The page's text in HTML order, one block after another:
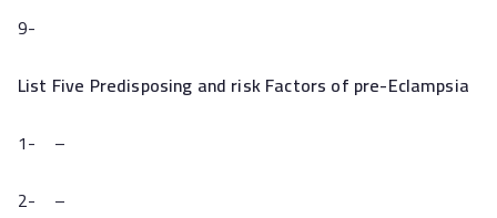
9-
List Five Predisposing and risk Factors of pre-Eclampsia
1- –
2- –